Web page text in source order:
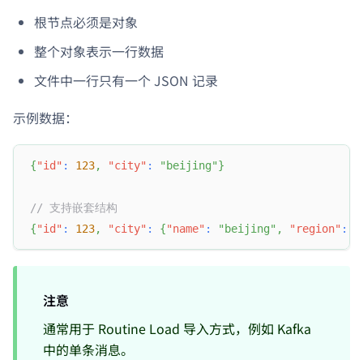
根节点必须是对象
整个对象表示一行数据
文件中一行只有一个 JSON 记录
示例数据：
{"id" : 123, "city" : "beijing"}
// 支持嵌套结构
{"id" : 123, "city" : {"name" : "beijing" , "region" :
注意
通常用于 Routine Load 导入方式，例如 Kafka
中的单条消息。